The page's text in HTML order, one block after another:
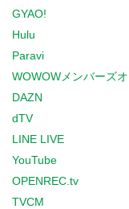
GYAO!
Hulu
Paravi
WOWOWメンバーズ
DAZN
dTV
LINE LIVE
YouTube
OPENREC.tv
TVCM